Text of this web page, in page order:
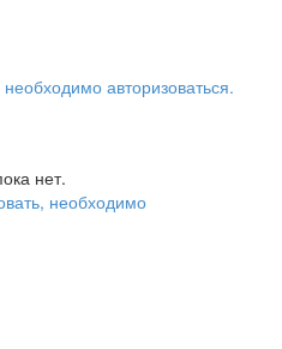
авторизоваться.
нет.
необходимо